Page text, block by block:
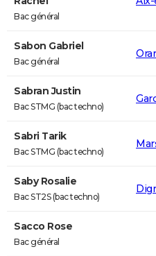
Bac général
Sabon Gabriel
Bac général
Sabran Justin
Bac STMG (bac techno)
Sabri Tarik
Bac STMG (bac techno)
Saby Rosalie
Bac ST2S (bac techno)
Sacco Rose
Bac général